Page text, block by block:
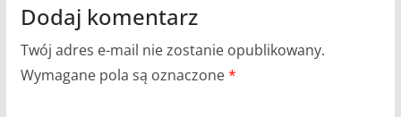
Dodaj komentarz
Twój adres e-mail nie zostanie opublikowany.
Wymagane pola są oznaczone*